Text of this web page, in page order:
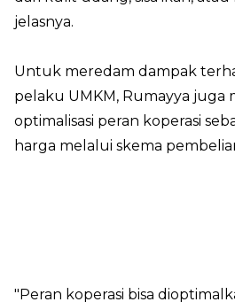
jelasnya.
Untuk meredam dampak
pelaku UMKM, Rumayya juga
optimalisasi peran koperasi
harga melalui skema
"Peran koperasi bisa